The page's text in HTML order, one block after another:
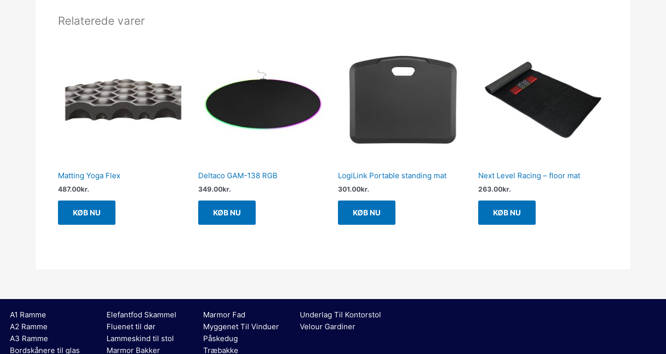
Relaterede varer
Matting Yoga Flex
487.00kr.
KØB NU
Deltaco GAM-138 RGB
349.00kr.
KØB NU
LogiLink Portable standing mat
301.00kr.
KØB NU
Next Level Racing – floor mat
263.00kr.
KØB NU
A1 Ramme
A2 Ramme
A3 Ramme
Bordskånere til glas
Elefantfod Skammel
Fluenet til dør
Lammeskind til stol
Marmor Bakker
Marmor Fad
Myggenet Til Vinduer
Påskedug
Træbakke
Underlag Til Kontorstol
Velour Gardiner